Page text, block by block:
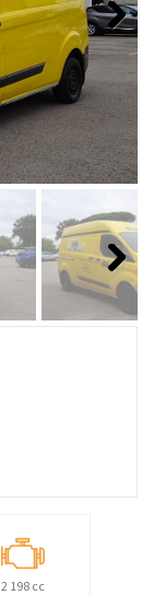
Next
Next
2 198 cc